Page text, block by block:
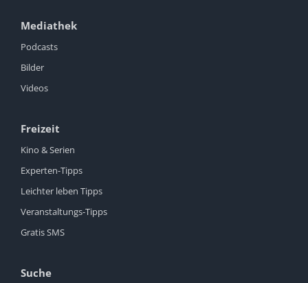
Mediathek
Podcasts
Bilder
Videos
Freizeit
Kino & Serien
Experten-Tipps
Leichter leben Tipps
Veranstaltungs-Tipps
Gratis SMS
Suche